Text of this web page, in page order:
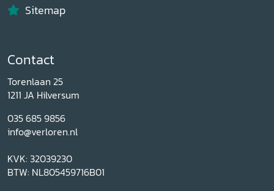
Sitemap
Contact
Torenlaan 25
1211 JA Hilversum
035 685 9856
info@verloren.nl
KVK: 32039230
BTW: NL805459716B01